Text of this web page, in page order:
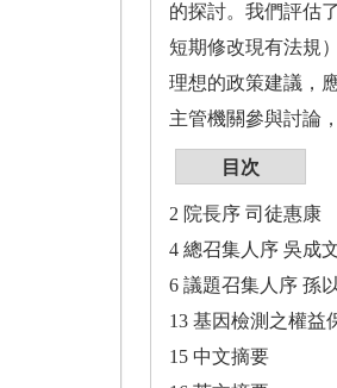
的探討。我們評估
短期修改現有法規
理想的政策建議，
主管機關參與討論
目次
2 院長序 司徒惠康
4 總召集人序 吳成
6 議題召集人序 孫
13 基因檢測之權益
15 中文摘要